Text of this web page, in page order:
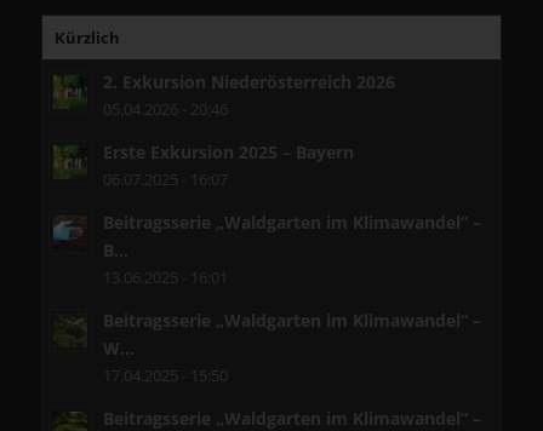
Kürzlich
2. Exkursion Niederösterreich 2026
05.04.2026 - 20:46
Erste Exkursion 2025 – Bayern
06.07.2025 - 16:07
Beitragsserie „Waldgarten im Klimawandel“ –
B...
13.06.2025 - 16:01
Beitragsserie „Waldgarten im Klimawandel“ –
W...
17.04.2025 - 15:50
Beitragsserie „Waldgarten im Klimawandel“ –